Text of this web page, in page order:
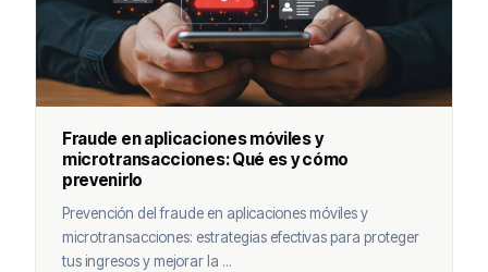
Fraude en aplicaciones móviles y
microtransacciones: Qué es y cómo
prevenirlo
Prevención del fraude en aplicaciones móviles y
microtransacciones: estrategias efectivas para proteger
tus ingresos y mejorar la ...